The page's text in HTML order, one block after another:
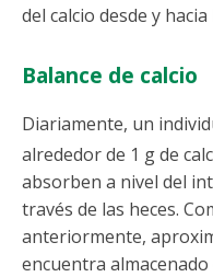
del calcio desde y
Balance de calcio
Diariamente, un
alrededor de 1 g de
absorben a nivel del
través de las heces.
anteriormente,
encuentra